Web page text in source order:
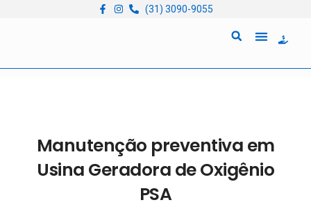
(31) 3090-9055
Manutenção preventiva em
Usina Geradora de Oxigênio
PSA